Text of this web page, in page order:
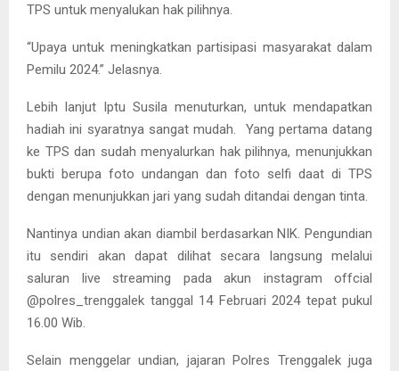
TPS untuk menyalukan hak pilihnya.
“Upaya untuk meningkatkan partisipasi masyarakat dalam
Pemilu 2024.” Jelasnya.
Lebih lanjut Iptu Susila menuturkan, untuk mendapatkan
hadiah ini syaratnya sangat mudah. Yang pertama datang
ke TPS dan sudah menyalurkan hak pilihnya, menunjukkan
bukti berupa foto undangan dan foto selfi daat di TPS
dengan menunjukkan jari yang sudah ditandai dengan tinta.
Nantinya undian akan diambil berdasarkan NIK. Pengundian
itu sendiri akan dapat dilihat secara langsung melalui
saluran live streaming pada akun instagram offcial
@polres_trenggalek tanggal 14 Februari 2024 tepat pukul
16.00 Wib.
Selain menggelar undian, jajaran Polres Trenggalek juga